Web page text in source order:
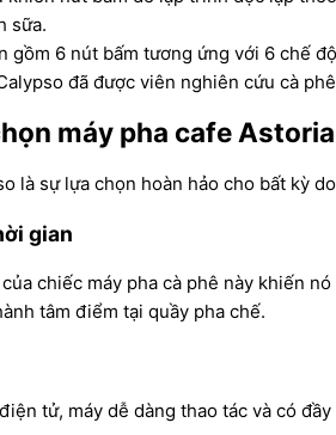
sữa.
gồm 6 nút bấm tương ứng với 6 chế
đã được viên nghiên cứu cà
máy pha cafe
là sự lựa chọn hoàn hảo cho bất kỳ
gian
chiếc máy pha cà phê này khiến
tâm điểm tại quầy pha chế.
tử, máy dễ dàng thao tác và có